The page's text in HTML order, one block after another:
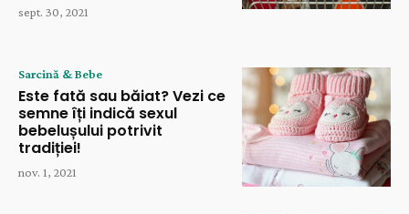
sept. 30, 2021
Sarcină & Bebe
Este fată sau băiat? Vezi ce
semne îți indică sexul
bebelușului potrivit
tradiției!
nov. 1, 2021